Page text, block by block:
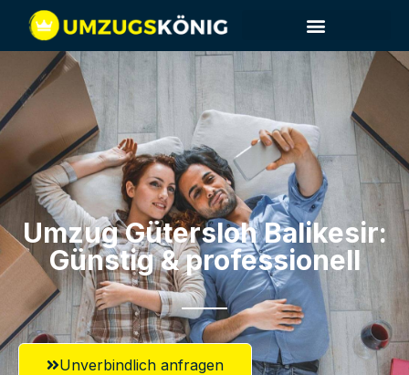
Umzug Gütersloh​ Balikesir:
Günstig & professionell​
Unverbindlich anfragen